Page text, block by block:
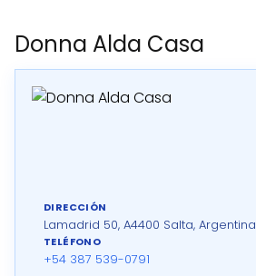
Donna Alda Casa
DIRECCIÓN
Lamadrid 50, A4400 Salta, Argentina
TELÉFONO
+54 387 539-0791